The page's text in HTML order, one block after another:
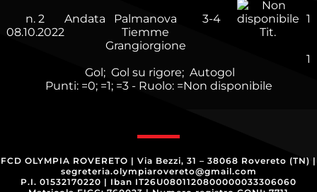
n.2
08.10.2022
Andata
Palmanova
Tiemme
Grangiorgione
3-4
Tit.
1
1
Gol; Gol su rigore; Autogol
Punti: =0; =1; =3 - Ruolo: =Non disponibile
FCD OLYMPIA ROVERETO | Via Bezzi, 31 – 38068 Rovereto (TN) |
segreteria.olympiarovereto@gmail.com
P.I. 01532170220 | Iban IT26U0801120800000033306060